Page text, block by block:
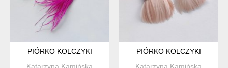
PIÓRKO KOLCZYKI
Katarzyna Kamińska
PIÓRKO KOLCZYKI
Katarzyna Kamińska